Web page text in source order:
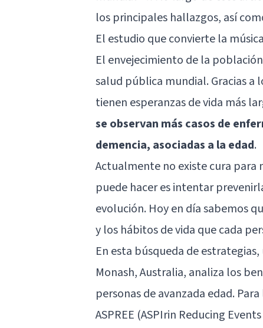
los principales hallazgos, así
El estudio que convierte la
El envejecimiento de la
salud pública mundial. Gracias a
tienen esperanzas de vida más
se observan más casos de
demencia, asociadas a la edad.
Actualmente no existe cura para
puede hacer es intentar
evolución. Hoy en día sabemos
y los hábitos de vida que cada
En esta búsqueda de
Monash, Australia, analiza los
personas de avanzada edad.
ASPREE (ASPIrin Reducing